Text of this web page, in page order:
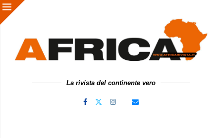
La rivista del continente vero